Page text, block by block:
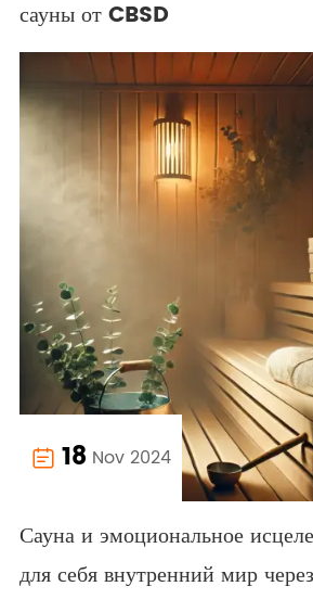
сауны от CBSD
 18 Nov 2024
Сауна и эмоциональное
для себя внутренний мир